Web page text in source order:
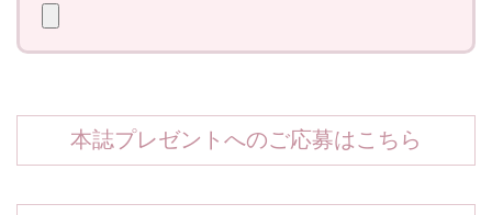
本誌プレゼントへのご応募はこちら